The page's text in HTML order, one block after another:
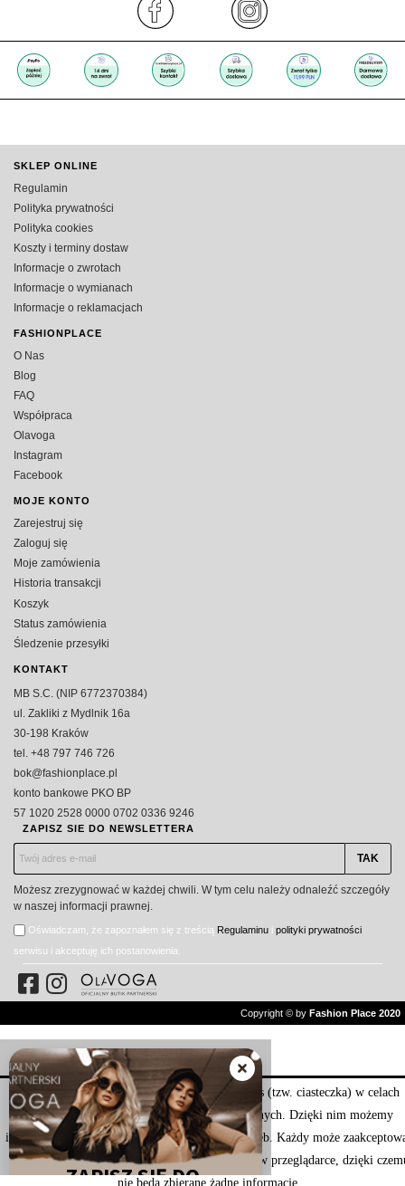
Nasza strona internetowa używa plików cookies (tzw. ciasteczka) w celach
statystycznych, reklamowych oraz funkcjonalnych. Dzięki nim możemy
indywidualnie dostosować stronę do twoich potrzeb. Każdy może
pliki cookies albo ma możliwość wyłączenia ich w przeglądarce, dzięki
nie będą zbierane żadne informacje.
SKLEP ONLINE
Regulamin
Polityka prywatności
Polityka cookies
Koszty i terminy dostaw
Informacje o zwrotach
Informacje o wymianach
Informacje o reklamacjach
FASHIONPLACE
O Nas
Blog
FAQ
Współpraca
Olavoga
Instagram
Facebook
MOJE KONTO
Zarejestruj się
Zaloguj się
Moje zamówienia
Historia transakcji
Koszyk
Status zamówienia
Śledzenie przesyłki
KONTAKT
MB S.C. (NIP 6772370384)
ul. Zakliki z Mydlnik 16a
30-198 Kraków
tel. +48 797 746 726
bok@fashionplace.pl
konto bankowe PKO BP
57 1020 2528 0000 0702 0336 9246
ZAPISZ SIE DO NEWSLETTERA
Możesz zrezygnować w każdej chwili. W tym celu należy odnaleźć szczegóły
w naszej informacji prawnej.
Oświadczam, że zapoznałem się z treścią Regulaminu i polityki prywatności
serwisu i akceptuję ich postanowienia.
Copyright © by Fashion Place 2020